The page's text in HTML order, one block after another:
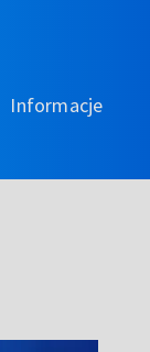
Informacje